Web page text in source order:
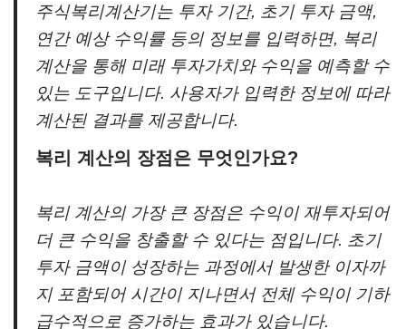
주식복리계산기는 투자 기간, 초기 투자 금액,
연간 예상 수익률 등의 정보를 입력하면, 복리
계산을 통해 미래 투자가치와 수익을 예측할 수
있는 도구입니다. 사용자가 입력한 정보에 따라
계산된 결과를 제공합니다.
복리 계산의 장점은 무엇인가요?
복리 계산의 가장 큰 장점은 수익이 재투자되어
더 큰 수익을 창출할 수 있다는 점입니다. 초기
투자 금액이 성장하는 과정에서 발생한 이자까
지 포함되어 시간이 지나면서 전체 수익이 기하
급수적으로 증가하는 효과가 있습니다.